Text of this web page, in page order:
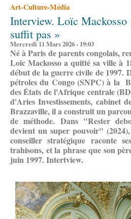
Art-Culture-Média
Interview. Loïc Mackosso
suffit pas »
Mercredi 11 Mars 2026 - 19:03
Né à Paris de parents congolais,
Loïc Mackosso a quitté sa ville à
début de la guerre civile de 1997.
pétroles du Congo (SNPC) à la
des États de l'Afrique centrale (
d'Aries Investissements, cabinet
Brazzaville, il a construit un
de méthode. Dans "Rester
devient un super pouvoir"
conseiller stratégique raconte
trahisons, et la phrase que son
juin 1997. Intertview.